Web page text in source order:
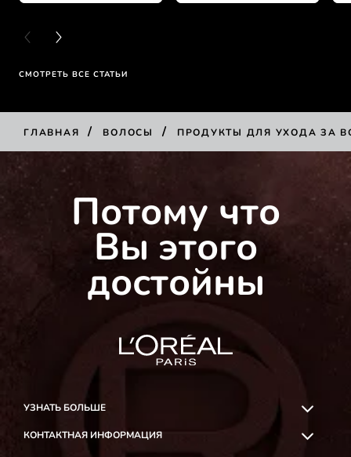
PREVIOUS CARD
NEXT CARD
СМОТРЕТЬ ВСЕ СТАТЬИ
ГЛАВНАЯ / ВОЛОСЫ / ПРОДУКТЫ ДЛЯ УХОДА ЗА
КУПИТЬ
Потому что
Вы этого
достойны
УЗНАТЬ БОЛЬШЕ
КОНТАКТНАЯ ИНФОРМАЦИЯ